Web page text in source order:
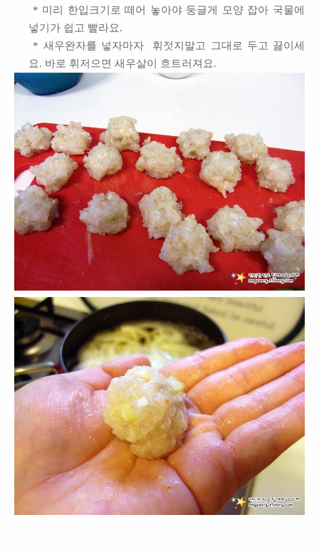
* 미리 한입크기로 떼어 놓아야 둥글게 모양 잡아 국물에
넣기가 쉽고 빨라요.
* 새우완자를 넣자마자
휘젓지말고 그대로 두고 끓이세
요. 바로 휘저 으면 새우살이 흐트러져요.